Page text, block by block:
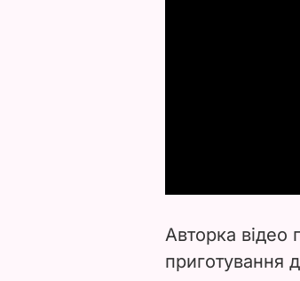
Авторка відео
приготування